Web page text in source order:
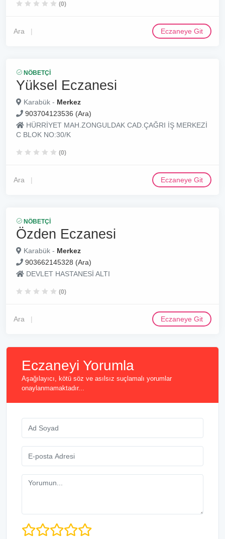
(0)
Ara Eczaneye Git
NÖBETÇI
Yüksel Eczanesi
Karabük - Merkez
903704123536 (Ara)
HÜRRİYET MAH.ZONGULDAK CAD.ÇAĞRI İŞ MERKEZİ
C BLOK NO:30/K
(0)
Ara Eczaneye Git
NÖBETÇI
Özden Eczanesi
Karabük - Merkez
903662145328 (Ara)
DEVLET HASTANESİ ALTI
(0)
Ara Eczaneye Git
Eczaneyi Yorumla
Aşağılayıcı, kötü söz ve asılsız suçlamalı yorumlar
onaylanmamaktadır...